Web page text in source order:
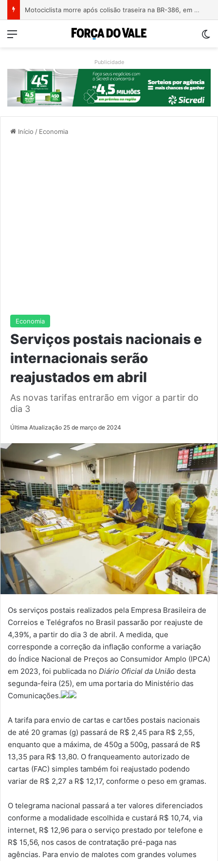
Motociclista morre após colisão traseira na BR-386, em Triunfo
Menu
Publicidade
Início / Economia
Economia
Serviços postais nacionais e
internacionais serão
reajustados em abril
As novas tarifas entrarão em vigor a partir do
dia 3
Última Atualização 25 de março de 2024
Os serviços postais realizados pela Empresa Brasileira de
Correios e Telégrafos no Brasil passarão por reajuste de
4,39%, a partir do dia 3 de abril. A medida, que
corresponde a correção da inflação conforme a variação
do Índice Nacional de Preços ao Consumidor Amplo (IPCA)
em 2023, foi publicada no Diário Oficial da União desta
segunda-feira (25), em uma portaria do Ministério das
Comunicações.
A tarifa para envio de cartas e cartões postais nacionais
de até 20 gramas (g) passará de R$ 2,45 para R$ 2,55,
enquanto que a máxima, de 450g a 500g, passará de R$
13,35 para R$ 13,80. O franqueamento autorizado de
cartas (FAC) simples também foi reajustado podendo
variar de R$ 2,27 a R$ 12,17, conforme o peso em gramas.
O telegrama nacional passará a ter valores diferenciados
conforme a modalidade escolhida e custará R$ 10,74, via
internet, R$ 12,96 para o serviço prestado por telefone e
R$ 15,56, nos casos de contratação pré-paga nas
agências. Para envio de malotes com grandes volumes